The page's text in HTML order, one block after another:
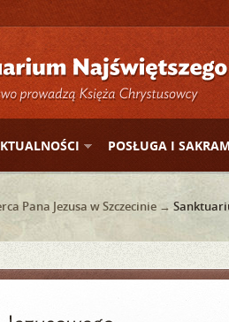
POSŁUGA I
Pana Jezusa w Szczecinie →